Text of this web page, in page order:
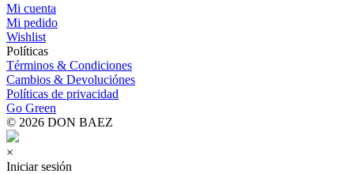
Mi cuenta
Mi pedido
Wishlist
Políticas
Términos & Condiciones
Cambios & Devoluciónes
Políticas de privacidad
Go Green
© 2026 DON BAEZ
×
Iniciar sesión